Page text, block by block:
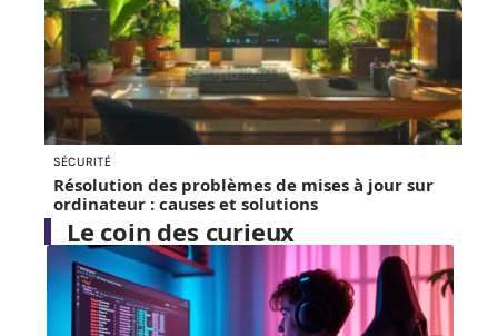
SÉCURITÉ
Résolution des problèmes de mises à jour sur
ordinateur : causes et solutions
Le coin des curieux